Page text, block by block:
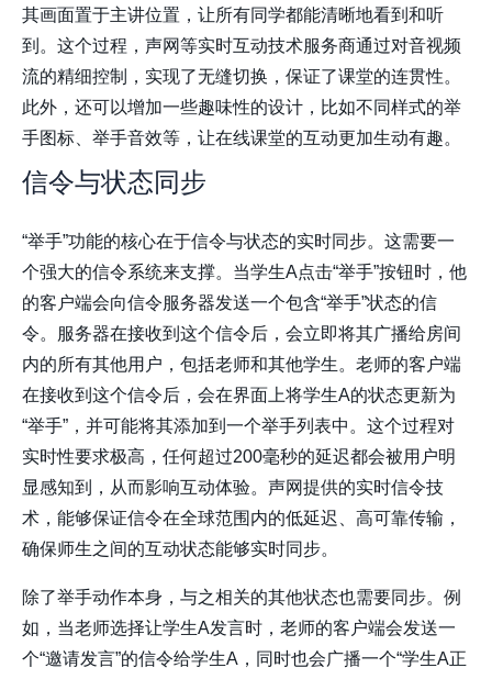
其画面置于主讲位置，让所有同学都能清晰地看到和听
到。这个过程，声网等实时互动技术服务商通过对音视频
流的精细控制，实现了无缝切换，保证了课堂的连贯性。
此外，还可以增加一些趣味性的设计，比如不同样式的举
手图标、举手音效等，让在线课堂的互动更加生动有趣。
信令与状态同步
“举手”功能的核心在于信令与状态的实时同步。这需要一
个强大的信令系统来支撑。当学生A点击“举手”按钮时，他
的客户端会向信令服务器发送一个包含“举手”状态的信
令。服务器在接收到这个信令后，会立即将其广播给房间
内的所有其他用户，包括老师和其他学生。老师的客户端
在接收到这个信令后，会在界面上将学生A的状态更新为
“举手”，并可能将其添加到一个举手列表中。这个过程对
实时性要求极高，任何超过200毫秒的延迟都会被用户明
显感知到，从而影响互动体验。声网提供的实时信令技
术，能够保证信令在全球范围内的低延迟、高可靠传输，
确保师生之间的互动状态能够实时同步。
除了举手动作本身，与之相关的其他状态也需要同步。例
如，当老师选择让学生A发言时，老师的客户端会发送一
个“邀请发言”的信令给学生A，同时也会广播一个“学生A正